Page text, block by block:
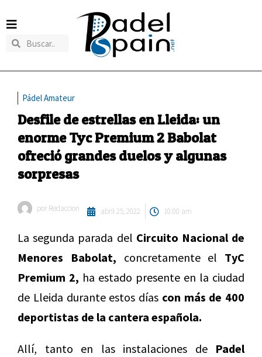
Pádel Amateur
Desfile de estrellas en Lleida: un
enorme Tyc Premium 2 Babolat
ofreció grandes duelos y algunas
sorpresas
por Redaccion abril 25, 2022 10:00 am
La segunda parada del Circuito Nacional de
Menores Babolat, concretamente el TyC
Premium 2, ha estado presente en la ciudad
de Lleida durante estos días con más de 400
deportistas de la cantera española.
Allí, tanto en las instalaciones de Padel